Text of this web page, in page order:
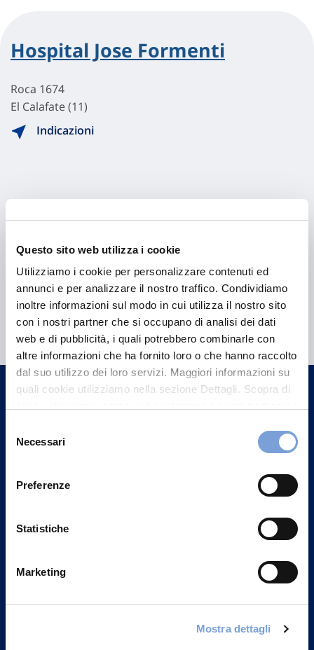
Questo sito web utilizza i cookie
Utilizziamo i cookie per personalizzare contenuti ed
annunci e per analizzare il nostro traffico. Condividiamo
inoltre informazioni sul modo in cui utilizza il nostro sito
con i nostri partner che si occupano di analisi dei dati
web e di pubblicità, i quali potrebbero combinarle con
altre informazioni che ha fornito loro o che hanno raccolto
dal suo utilizzo dei loro servizi. Maggiori informazioni su
quali cookie utilizziamo nella sezione Dettagli. Scopra di
può trovare nel footer del sito nella sezione "Informativa
delNecessari
Preferenze
Statistiche
Marketing
Mostra dettagli
Hospital Jose Formenti
Roca 1674
El Calafate (11)
Indicazioni
Hai bisogno di
informazioni?
Trova l'Agenzia più vicina a te e parla con
un nostro Agente.
Contattaci